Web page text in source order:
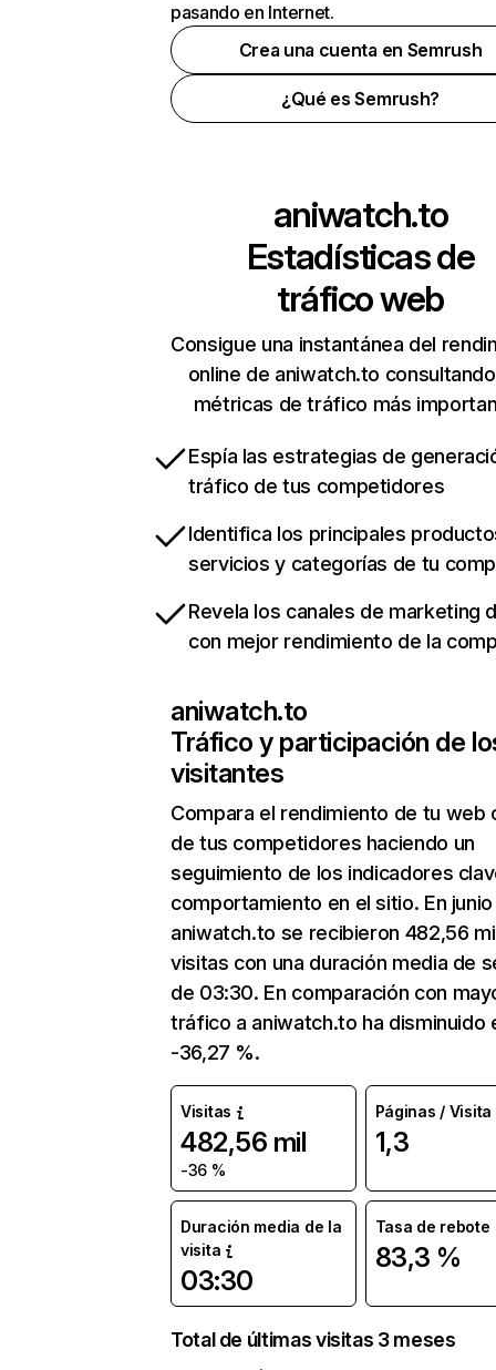
pasando en Internet.
Crea una cuenta en Semrush
¿Qué es Semrush?
aniwatch.to
Estadísticas de
tráfico web
Consigue una instantánea del
online de aniwatch.to
métricas de tráfico más
Espía las estrategias de
tráfico de tus competidores
Identifica los principales
servicios y categorías de tu
Revela los canales de marketing
con mejor rendimiento de la
aniwatch.to
Tráfico y participación de
visitantes
Compara el rendimiento de tu web
de tus competidores haciendo un
seguimiento de los indicadores
comportamiento en el sitio. En junio
aniwatch.to se recibieron 482,56
visitas con una duración media de
de 03:30. En comparación con
tráfico a aniwatch.to ha disminuido
-36,27 %.
Visitas
482,56 mil
-36 %
Páginas / Visita
1,3
Duración media de la
visita
03:30
Tasa de rebote
83,3 %
Total de últimas visitas 3 meses